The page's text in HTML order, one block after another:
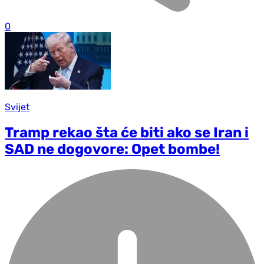
0
Svijet
Tramp rekao šta će biti ako se Iran i
SAD ne dogovore: Opet bombe!